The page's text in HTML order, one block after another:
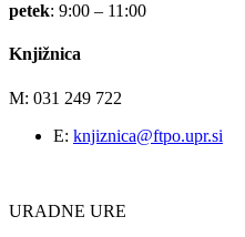
petek: 9:00 – 11:00
Knjižnica
M: 031 249 722
E: knjiznica@ftpo.upr.si
URADNE URE